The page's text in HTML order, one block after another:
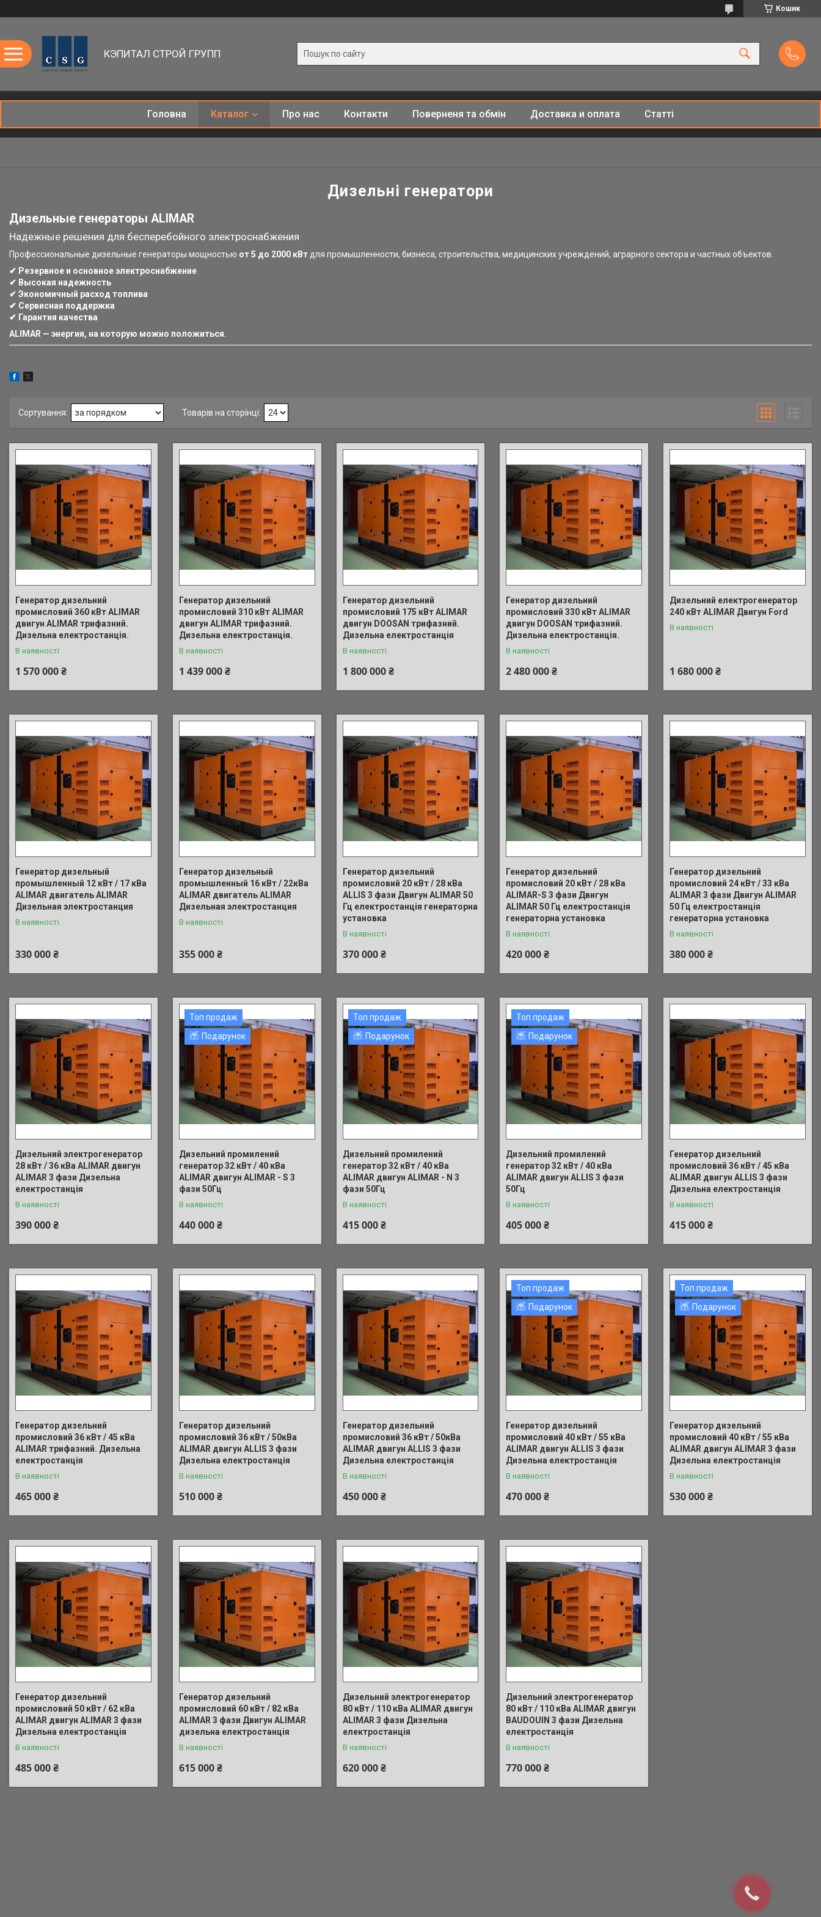
Кошик
КЭПИТАЛ СТРОЙ ГРУПП
Головна Каталог Про нас Контакти Поверненя та обмін Доставка и оплата Статті
Дизельні генератори
Дизельные генераторы ALIMAR
Надежные решения для бесперебойного электроснабжения
Профессиональные дизельные генераторы мощностью от 5 до 2000 кВт для промышленности, бизнеса, строительства, медицинских учреждений, аграрного сектора и частных объектов.
✔ Резервное и основное электроснабжение
✔ Высокая надежность
✔ Экономичный расход топлива
✔ Сервисная поддержка
✔ Гарантия качества
ALIMAR — энергия, на которую можно положиться.
Генератор дизельний
промисловий 360 кВт ALIMAR
двигун ALIMAR трифазний.
Дизельна електростанція.
В наявності
1 570 000 ₴
Генератор дизельний
промисловий 310 кВт ALIMAR
двигун ALIMAR трифазний.
Дизельна електростанція.
В наявності
1 439 000 ₴
Генератор дизельний
промисловий 175 кВт ALIMAR
двигун DOOSAN трифазний.
Дизельна електростанція
В наявності
1 800 000 ₴
Генератор дизельний
промисловий 330 кВт ALIMAR
двигун DOOSAN трифазний.
Дизельна електростанція.
В наявності
2 480 000 ₴
Дизельний електрогенератор
240 кВт ALIMAR Двигун Ford
В наявності
1 680 000 ₴
Генератор дизельный
промышленный 12 кВт / 17 кВа
ALIMAR двигатель ALIMAR
Дизельная электростанция
В наявності
330 000 ₴
Генератор дизельный
промышленный 16 кВт / 22кВа
ALIMAR двигатель ALIMAR
Дизельная электростанция
В наявності
355 000 ₴
Генератор дизельний
промисловий 20 кВт / 28 кВа
ALLIS 3 фази Двигун ALIMAR 50
Гц електростанція генераторна
установка
В наявності
370 000 ₴
Генератор дизельний
промисловий 20 кВт / 28 кВа
ALIMAR-S 3 фази Двигун
ALIMAR 50 Гц електростанція
генераторна установка
В наявності
420 000 ₴
Генератор дизельний
промисловий 24 кВт / 33 кВа
ALIMAR 3 фази Двигун ALIMAR
50 Гц електростанція
генераторна установка
В наявності
380 000 ₴
Дизельний электрогенератор
28 кВт / 36 кВа ALIMAR двигун
ALIMAR 3 фази Дизельна
електростанція
В наявності
390 000 ₴
Топ продаж
Подарунок
Дизельний промилений
генератор 32 кВт / 40 кВа
ALIMAR двигун ALIMAR - S 3
фази 50Гц
В наявності
440 000 ₴
Топ продаж
Подарунок
Дизельний промилений
генератор 32 кВт / 40 кВа
ALIMAR двигун ALIMAR - N 3
фази 50Гц
В наявності
415 000 ₴
Топ продаж
Подарунок
Дизельний промилений
генератор 32 кВт / 40 кВа
ALIMAR двигун ALLIS 3 фази
50Гц
В наявності
405 000 ₴
Генератор дизельний
промисловий 36 кВт / 45 кВа
ALIMAR двигун ALLIS 3 фази
Дизельна електростанція
В наявності
415 000 ₴
Генератор дизельний
промисловий 36 кВт / 45 кВа
ALIMAR трифазний. Дизельна
електростанція
В наявності
465 000 ₴
Генератор дизельний
промисловий 36 кВт / 50кВа
ALIMAR двигун ALLIS 3 фази
Дизельна електростанція
В наявності
510 000 ₴
Генератор дизельний
промисловий 36 кВт / 50кВа
ALIMAR двигун ALLIS 3 фази
Дизельна електростанція
В наявності
450 000 ₴
Топ продаж
Подарунок
Генератор дизельний
промисловий 40 кВт / 55 кВа
ALIMAR двигун ALLIS 3 фази
Дизельна електростанція
В наявності
470 000 ₴
Топ продаж
Подарунок
Генератор дизельний
промисловий 40 кВт / 55 кВа
ALIMAR двигун ALIMAR 3 фази
Дизельна електростанція
В наявності
530 000 ₴
Генератор дизельний
промисловий 50 кВт / 62 кВа
ALIMAR двигун ALIMAR 3 фази
Дизельна електростанція
В наявності
485 000 ₴
Генератор дизельний
промисловий 60 кВт / 82 кВа
ALIMAR 3 фази Двигун ALIMAR
дизельна електростанція
В наявності
615 000 ₴
Дизельний электрогенератор
80 кВт / 110 кВа ALIMAR двигун
ALIMAR 3 фази Дизельна
електростанція
В наявності
620 000 ₴
Дизельний электрогенератор
80 кВт / 110 кВа ALIMAR двигун
BAUDOUIN 3 фази Дизельна
електростанція
В наявності
770 000 ₴